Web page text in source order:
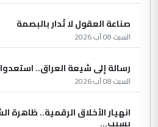
صناعة العقول لا تُدار بالبصمة
السبت 08 آب 2026
رسالة إلى شيعة العراق..
السبت 08 آب 2026
انهيار الأخلاق الرقمية.. ظاهرة
بسبب...